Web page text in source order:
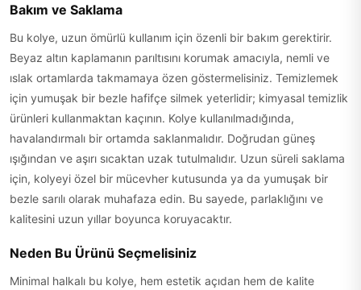
Bakım ve Saklama
Bu kolye, uzun ömürlü kullanım için özenli bir bakım gerektirir.
Beyaz altın kaplamanın parıltısını korumak amacıyla, nemli ve
ıslak ortamlarda takmamaya özen göstermelisiniz. Temizlemek
için yumuşak bir bezle hafifçe silmek yeterlidir; kimyasal temizlik
ürünleri kullanmaktan kaçının. Kolye kullanılmadığında,
havalandırmalı bir ortamda saklanmalıdır. Doğrudan güneş
ışığından ve aşırı sıcaktan uzak tutulmalıdır. Uzun süreli saklama
için, kolyeyi özel bir mücevher kutusunda ya da yumuşak bir
bezle sarılı olarak muhafaza edin. Bu sayede, parlaklığını ve
kalitesini uzun yıllar boyunca koruyacaktır.
Neden Bu Ürünü Seçmelisiniz
Minimal halkalı bu kolye, hem estetik açıdan hem de kalite